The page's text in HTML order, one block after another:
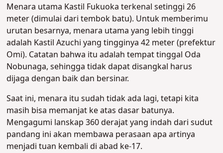
Menara utama Kastil Fukuoka terkenal setinggi 26
meter (dimulai dari tembok batu). Untuk memberimu
urutan besarnya, menara utama yang lebih tinggi
adalah Kastil Azuchi yang tingginya 42 meter (prefektur
Omi). Catatan bahwa itu adalah tempat tinggal Oda
Nobunaga, sehingga tidak dapat disangkal harus
dijaga dengan baik dan bersinar.
Saat ini, menara itu sudah tidak ada lagi, tetapi kita
masih bisa memanjat ke atas dasar batunya.
Mengagumi lanskap 360 derajat yang indah dari sudut
pandang ini akan membawa perasaan apa artinya
menjadi tuan kembali di abad ke-17.